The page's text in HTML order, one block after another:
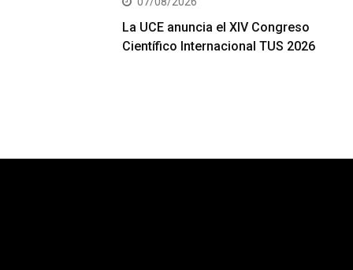
La UCE anuncia el XIV Congreso
Científico Internacional TUS 2026